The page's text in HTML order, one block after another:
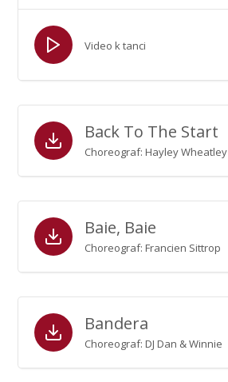
Video k tanci
Back To The Start
Choreograf: Hayley Wheatley
Baie, Baie
Choreograf: Francien Sittrop
Bandera
Choreograf: DJ Dan & Winnie